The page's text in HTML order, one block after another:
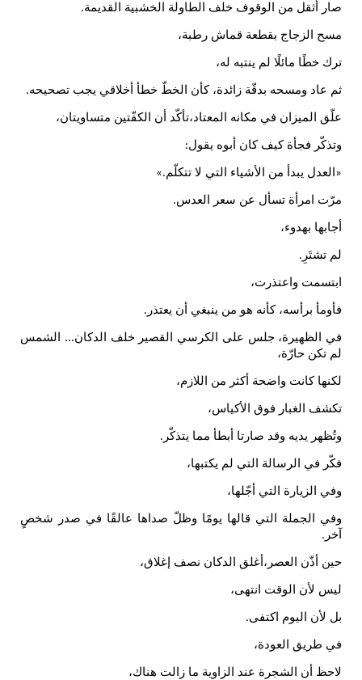
أثقل من الوقوف خلف الطاولة الخشبية القديمة.
الزجاج بقطعة قماش رطبة،
خطًا مائلًا لم ينتبه له،
عاد ومسحه بدقّة زائدة، كأن الخطّ خطأ أخلاقي يجب تصحيحه.
الميزان في مكانه المعتاد،تأكّد أن الكفّتين متساويتان،
فجأة كيف كان أبوه يقول
يبدأ من الأشياء التي لا تتكلّم .»
امرأة تسأل عن سعر العدس.
بهدوء،
تشتَرِ.
واعتذرت،
برأسه، كأنه هو من ينبغي أن يعتذر
الظهيرة، جلس على الكرسي القصير خلف الدكان... الشمس
تكن حارّة،
كانت واضحة أكثر من اللازم،
الغبار فوق الأكياس،
يديه وقد صارتا أبطأ مما يتذكّر
في الرسالة التي لم يكتبها،
الزيارة التي أجّلها،
الجملة التي قالها يومًا وظلّ صداها عالقًا في صدر شخصٍ
أذّن العصر،أغلق الدكان نصف إغلاق،
لأن الوقت انتهى،
لأن اليوم اكتفى .
طريق العودة،
أن الشجرة عند الزاوية ما زالت هناك،